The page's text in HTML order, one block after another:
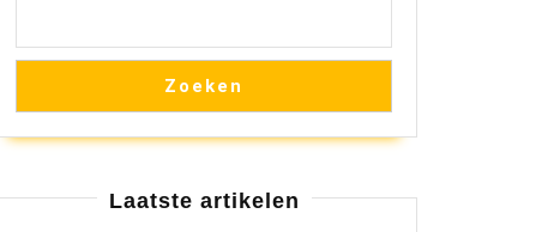
Zoeken
Laatste artikelen